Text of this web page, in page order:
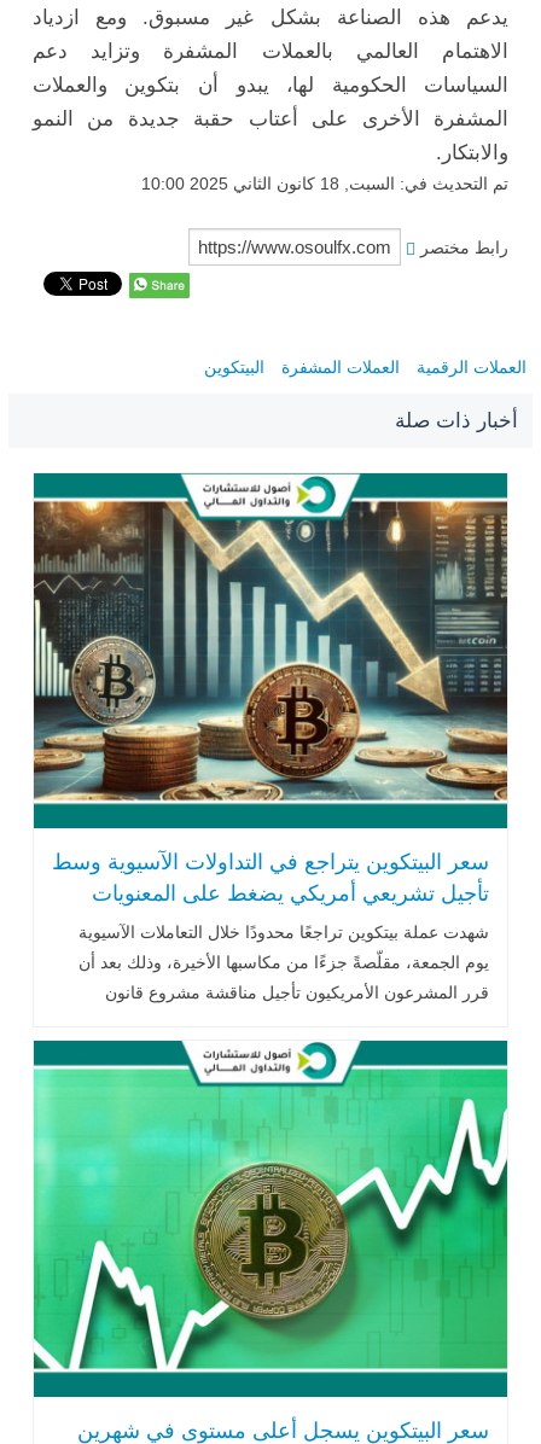
يدعم هذه الصناعة بشكل غير مسبوق. ومع ازدياد
الاهتمام العالمي بالعملات المشفرة وتزايد دعم
السياسات الحكومية لها، يبدو أن بتكوين والعملات
المشفرة الأخرى على أعتاب حقبة جديدة من النمو
والابتكار.
تم التحديث في: السبت, 18 كانون الثاني 2025 10:00
رابط مختصر
العملات الرقمية العملات المشفرة البيتكوين
أخبار ذات صلة
سعر البيتكوين يتراجع في التداولات الآسيوية وسط
تأجيل تشريعي أمريكي يضغط على المعنويات
شهدت عملة بيتكوين تراجعًا محدودًا خلال التعاملات الآسيوية
يوم الجمعة، مقلّصةً جزءًا من مكاسبها الأخيرة، وذلك بعد أن
قرر المشرعون الأمريكيون تأجيل مناقشة مشروع قانون
سعر البيتكوين يسجل أعلى مستوى في شهرين